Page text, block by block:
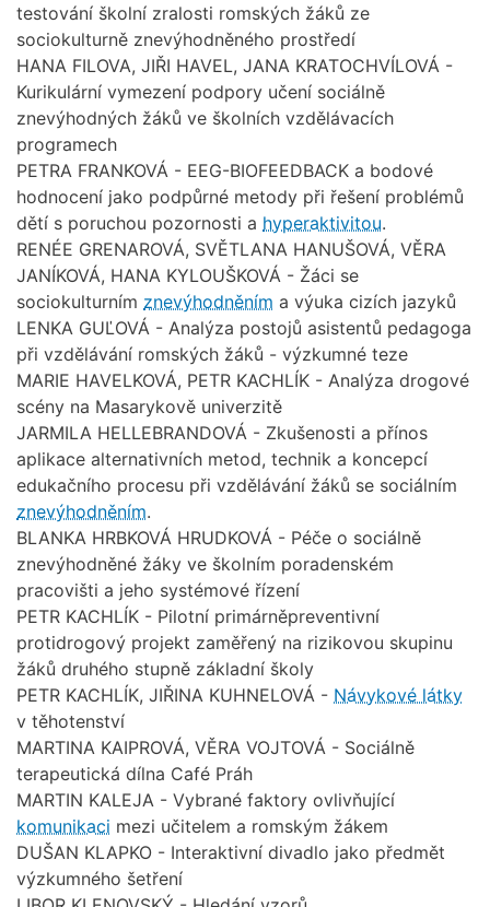
testování školní zralosti romských žáků ze
sociokulturně znevýhodněného prostředí
HANA FILOVA, JIŘI HAVEL, JANA KRATOCHVÍLOVÁ -
Kurikulární vymezení podpory učení sociálně
znevýhodných žáků ve školních vzdělávacích
programech
PETRA FRANKOVÁ - EEG-BIOFEEDBACK a bodové
hodnocení jako podpůrné metody při řešení problémů
dětí s poruchou pozornosti a hyperaktivitou.
RENÉE GRENAROVÁ, SVĚTLANA HANUŠOVÁ, VĚRA
JANÍKOVÁ, HANA KYLOUŠKOVÁ - Žáci se
sociokulturním znevýhodněním a výuka cizích jazyků
LENKA GUĽOVÁ - Analýza postojů asistentů pedagoga
při vzdělávání romských žáků - výzkumné teze
MARIE HAVELKOVÁ, PETR KACHLÍK - Analýza drogové
scény na Masarykově univerzitě
JARMILA HELLEBRANDOVÁ - Zkušenosti a přínos
aplikace alternativních metod, technik a koncepcí
edukačního procesu při vzdělávání žáků se sociálním
znevýhodněním.
BLANKA HRBKOVÁ HRUDKOVÁ - Péče o sociálně
znevýhodněné žáky ve školním poradenském
pracovišti a jeho systémové řízení
PETR KACHLÍK - Pilotní primárněpreventivní
protidrogový projekt zaměřený na rizikovou skupinu
žáků druhého stupně základní školy
PETR KACHLÍK, JIŘINA KUHNELOVÁ - Návykové látky
v těhotenství
MARTINA KAIPROVÁ, VĚRA VOJTOVÁ - Sociálně
terapeutická dílna Café Práh
MARTIN KALEJA - Vybrané faktory ovlivňující
komunikaci mezi učitelem a romským žákem
DUŠAN KLAPKO - Interaktivní divadlo jako předmět
výzkumného šetření